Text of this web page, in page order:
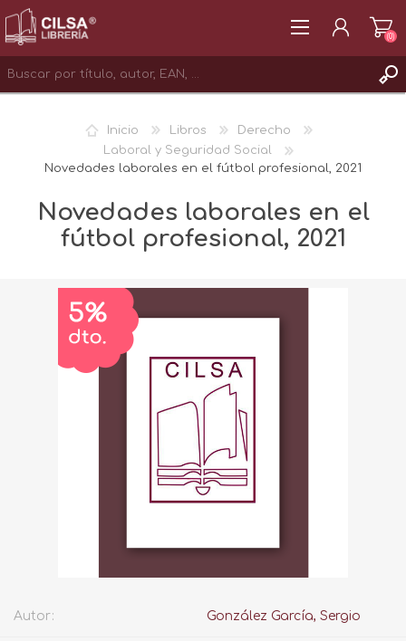
INICIAR SESIÓN
(0)
Inicio Libros
Derecho
Laboral y Seguridad Social
Novedades laborales en el fútbol profesional, 2021
Novedades laborales en el
fútbol profesional, 2021
Autor: González García, Sergio